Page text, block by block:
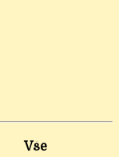
Vše